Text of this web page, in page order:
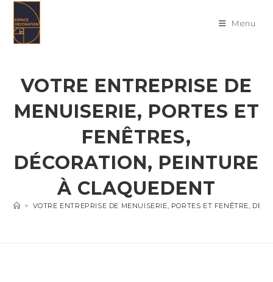
content
Menu
VOTRE ENTREPRISE DE
MENUISERIE, PORTES ET
FENÊTRES,
DÉCORATION, PEINTURE
À CLAQUEDENT
> VOTRE ENTREPRISE DE MENUISERIE, PORTES ET FENÊTRE,